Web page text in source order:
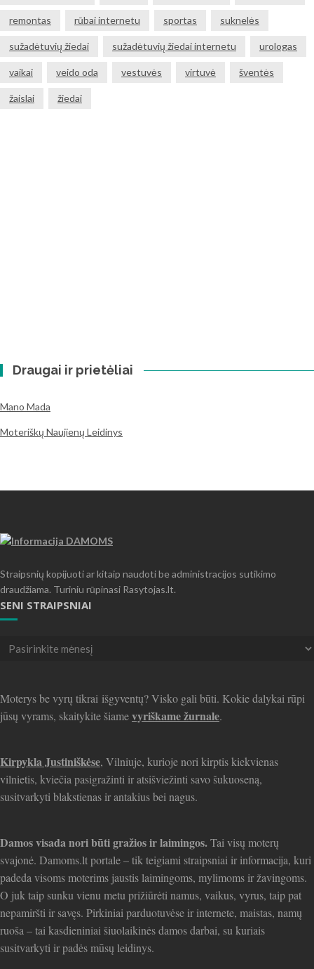
remontas rūbai internetu sportas suknelės
sužadėtuvių žiedai sužadėtuvių žiedai internetu urologas
vaikai veido oda vestuvės virtuvė šventės
žaislai žiedai
Draugai ir prietėliai
Mano Mada
Moteriškų Naujienų Leidinys
Straipsnių kopijuoti ar kitaip naudoti be administracijos sutikimo
draudžiama. Turiniu rūpinasi Rasytojas.lt.
SENI STRAIPSNIAI
Seni
Moterys be vyrų tikrai išgyventų? Visko gali būti. Kokie dalykai rūpi
jūsų vyrams, skaitykite šiamevyriškame žurnale.
Kirpykla Justiniškėse, Vilniuje, kurioje nori kirptis kiekvienas
vilnietis, kviečia pasigražinti ir atsišviežinti savo šukuoseną,
susitvarkyti blakstienas ir antakius bei nagus.
Damos visada nori būti gražios ir laimingos.Tai visų moterų
svajonė. Damoms.lt portale – tik teigiami straipsniai ir informacija, kuri
padeda visoms moterims jaustis laimingoms, mylimoms ir žavingoms.
O juk taip sunku vienu metu prižiūrėti namus, vaikus, vyrus, taip pat
nepamiršti ir savęs. Pirkiniai parduotuvėse ir internete, maistas, namų
ruoša – tai kasdieniniai šiuolaikinės damos darbai, su kuriais
susitvarkyti ir padės mūsų leidinys.